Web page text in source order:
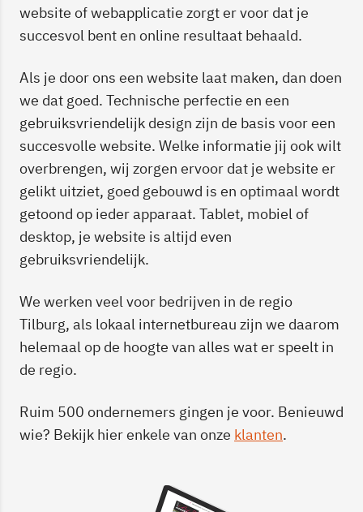
website of webapplicatie zorgt er voor dat je
succesvol bent en online resultaat behaald.
Als je door ons een website laat maken, dan doen
we dat goed. Technische perfectie en een
gebruiksvriendelijk design zijn de basis voor een
succesvolle website. Welke informatie jij ook wilt
overbrengen, wij zorgen ervoor dat je website er
gelikt uitziet, goed gebouwd is en optimaal wordt
getoond op ieder apparaat. Tablet, mobiel of
desktop, je website is altijd even
gebruiksvriendelijk.
We werken veel voor bedrijven in de regio
Tilburg, als lokaal internetbureau zijn we daarom
helemaal op de hoogte van alles wat er speelt in
de regio.
Ruim 500 ondernemers gingen je voor. Benieuwd
wie? Bekijk hier enkele van onze klanten.